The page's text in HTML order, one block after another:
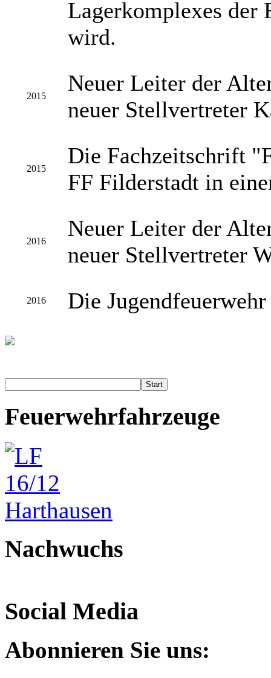
Lagerkomplexes
wird.
2015
Neuer Leiter der
neuer Stellvertreter
2015
Die Fachzeitschrift
FF Filderstadt in
2016
Neuer Leiter der
neuer Stellvertreter
2016 Die
Start
Feuerwehrfahrzeuge
Nachwuchs
Social Media
Abonnieren Sie uns: